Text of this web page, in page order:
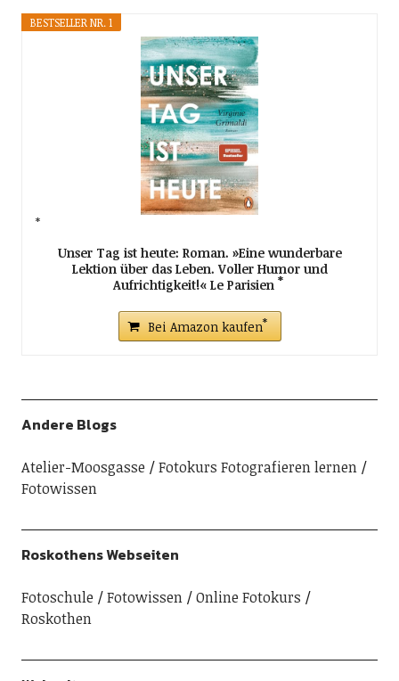
BESTSELLER NR. 1
Unser Tag ist heute: Roman. »Eine wunderbare
Lektion über das Leben. Voller Humor und
Aufrichtigkeit!« Le Parisien
Bei Amazon kaufen
Andere Blogs
Atelier-Moosgasse
Fotokurs Fotografieren lernen
Fotowissen
Roskothens Webseiten
Fotoschule Fotowissen
Online Fotokurs
Roskothen